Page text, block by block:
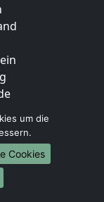
um die
Cookies